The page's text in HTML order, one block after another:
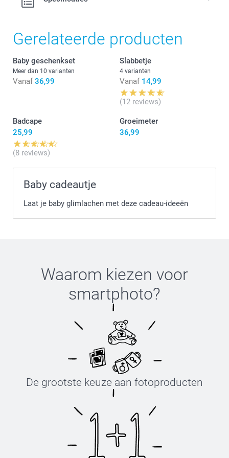
Gemakkelijk schoon te maken, gemaakt van
Afmetingen: 12 cm (hoogte) x 6 cm (diameter)
Gerelateerde producten
Baby geschenkset
Meer dan 10 varianten
Vanaf 36,99
Slabbetje
4 varianten
Vanaf 14,99
(12 reviews)
Badcape
25,99
(8 reviews)
Groeimeter
36,99
Baby cadeautje
Laat je baby glimlachen met deze cadeau-ideeën
Waarom kiezen voor
smartphoto?
De grootste keuze aan fotoproducten